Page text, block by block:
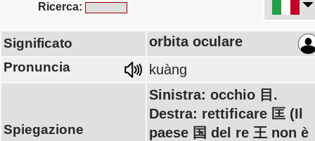
Ricerca:
Significato orbita oculare
Pronuncia kuàng
Spiegazione
Sinistra: occhio 目.
Destra: rettificare 匡 (Il
paese 国 del re 王 non è